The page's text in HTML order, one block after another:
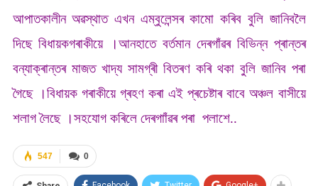
আপাতকালীন অৱস্থাত এখন এম্বুলেন্সৰ কামো কৰিব বুলি জানিবলৈ
দিছে বিধায়কগৰাকীয়ে ।আনহাতে বৰ্তমান দেৰগাঁৱৰ বিভিন্ন প্ৰান্তৰ
বন্যাক্ৰান্তৰ মাজত খাদ্য সামগ্ৰী বিতৰণ কৰি থকা বুলি জানিব পৰা
গৈছে ।বিধায়ক গৰাকীয়ে গ্ৰহণ কৰা এই প্ৰচেষ্টাৰ বাবে অঞ্চল বাসীয়ে
শলাগ লৈছে ।সহযোগ কৰিলে দেৰগাাঁৱৰ পৰা পলাশে..
0
547